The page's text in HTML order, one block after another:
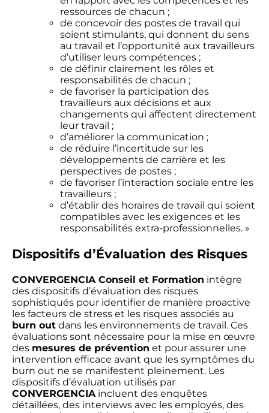
ressources de chacun ;
de concevoir des postes de travail qui
soient stimulants, qui donnent du sens
au travail et l’opportunité aux travailleurs
d’utiliser leurs compétences ;
de définir clairement les rôles et
responsabilités de chacun ;
de favoriser la participation des
travailleurs aux décisions et aux
changements qui affectent directement
leur travail ;
d’améliorer la communication ;
de réduire l’incertitude sur les
développements de carrière et les
perspectives de postes ;
de favoriser l’interaction sociale entre les
travailleurs ;
d’établir des horaires de travail qui soient
compatibles avec les exigences et les
responsabilités extra-professionnelles. »
Dispositifs d’Évaluation des Risques
CONVERGENCIA Conseil et Formation intègre
des dispositifs d’évaluation des risques
sophistiqués pour identifier de manière proactive
les facteurs de stress et les risques associés au
burn out dans les environnements de travail. Ces
évaluations sont nécessaire pour la mise en œuvre
des mesures de prévention et pour assurer une
intervention efficace avant que les symptômes du
burn out ne se manifestent pleinement. Les
dispositifs d’évaluation utilisés par
CONVERGENCIA incluent des enquêtes
détaillées, des interviews avec les employés, des